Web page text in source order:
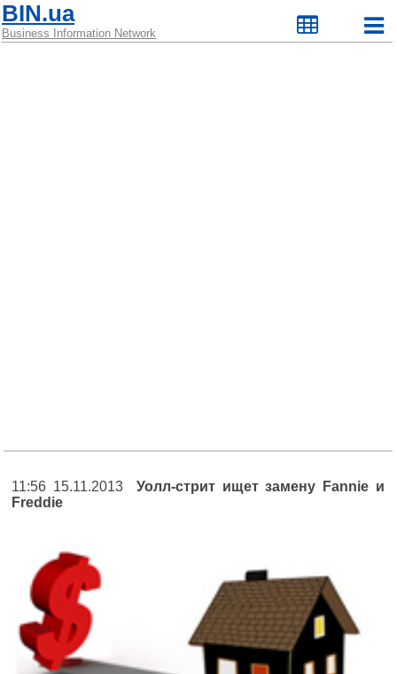
BIN.ua
Business Information Network
11:56 15.11.2013 Уолл-стрит ищет замену Fannie и
Freddie